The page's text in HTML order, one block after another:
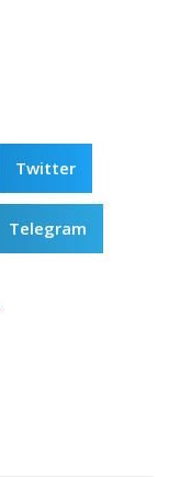
Twitter
Telegram